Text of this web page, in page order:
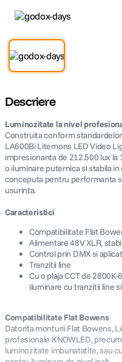
3. trepied telefon
6. canon sx740 hs
7. card memorie
9. dji mic mini
10. dji osmo pocket 4
Descriere
Luminozitate la nivel
Construita conform
LA600Bi Litemons LED Video
impresionanta de 212.500 lux la
o iluminare puternica si stabila
conceputa pentru performanta
usurinta.
Caracteristici
Compatibilitate Flat
Alimentare 48V XLR,
Control prin DMX si
Tranzitii line
Cu o plaja CCT de
iluminare cu tranzitii line
Compatibilitate Flat Bowens
Datorita monturii Flat Bowens,
profesionale KNOWLED,
luminozitate imbunatatite, sau